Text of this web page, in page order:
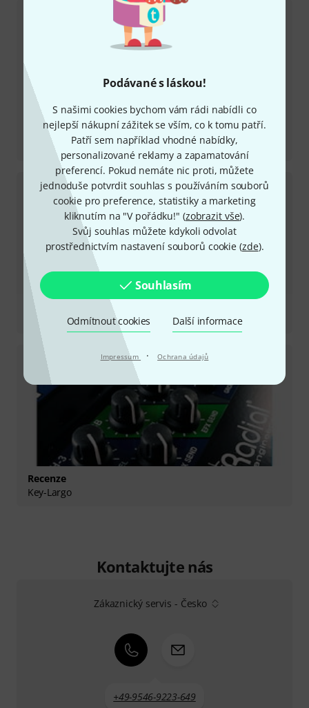
Podávané s láskou!
S našimi cookies bychom vám rádi nabídli co
nejlepší nákupní zážitek se vším, co k tomu patří.
Patří sem například vhodné nabídky,
personalizované reklamy a zapamatování
preferencí. Pokud nemáte nic proti, můžete
jednoduše potvrdit souhlas s používáním souborů
cookie pro preference, statistiky a marketing
kliknutím na "V pořádku!" (zobrazit vše).
Svůj souhlas můžete kdykoli odvolat
prostřednictvím nastavení souborů cookie (zde).
Souhlasím
Odmítnout cookies Další informace
Impressum · Ochrana údajů
Recenze
USB-Pro
Recenze
Key-Largo
Kontaktujte nás
Zákaznický servis - Česko
+49-9546-9223-649